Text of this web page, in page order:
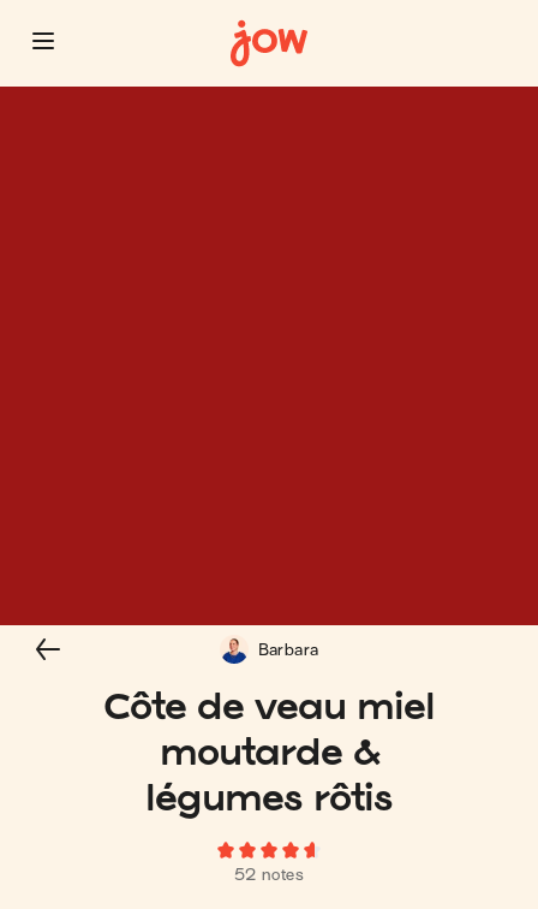
Côte de veau miel
moutarde &
légumes rôtis
52 notes
Barbara